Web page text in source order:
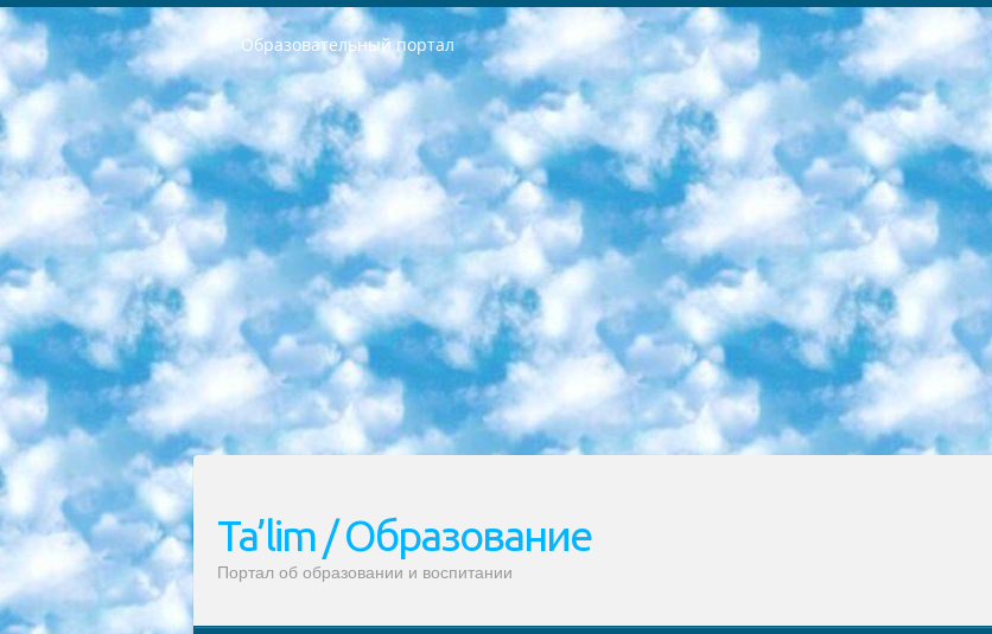
Образовательный портал
РЕСПУБЛИКА УЗБЕКИСТАН МИНИСТРЕРСТВО ДОШКОЛЬНОГО И ШКОЛЬНОГО ОБРАЗОВАНИЯ КОМАНДА в общеобразовательных учреждениях в 2023-2024 учебном году организация и проведение итоговой государственной аттестации обучающихся о Министра дошкольного и школьного образования Республики Узбекистан от 4 марта 2008 года (постановлением Минюста от 20 марта 2008 года № 1778 государственной регистрации) «Итоговое состояние учащихся общего среднего образования на основании положения об утверждении положения об аттестации общего среднего образования выпускной экзамен студентов в образовательных учреждениях в 2023-2024 учебном году В целях организации и прохождения аттестации приказываю: 1. Следующее: перечень предметов, по которым будет проводиться итоговая государственная аттестация и экзамен формы перевода согласно приложению 1; сертификаты международного образца, оценивающие уровень владения иностранными языками перечень согласно приложению 2; 2. Педагогический при специализированных образовательных учреждениях. научно-практический центр квалификации и международной оценки (Д.Давидова) 2024 г. До 25 марта: задания по предметам, по которым будет проводиться итоговая аттестация разработка и утверждение технических условий; итоговая аттестация на основании разработанного предметного задания разработка вопросов по предметам (устно и письменно), экзамен передача; общеобразовательные средние школы и специальные учебные заведения учащиеся выпускных классов школ и интернатов в агентской системе подготовка базы данных экзаменационных материалов и критериев оценки; перевод базы экзаменационных материалов на все языки обучения подать в Республиканский образовательный центр для изготовления; варианты экзаменов на основе разработанных контрольных материалов пусть будут поставлены задачи формирования. 3. Республиканский образовательный центр (Ш.Худайкулов) до 5 апреля 2024 года. до: база данных предоставленных экзаменационных материалов на все языки обучения перевод и экспертиза; для слепых, слабовидящих, глухих, слабослышащих и умственно отсталых детей учащиеся выпускных классов специализированных школ и школ-интернатов база данных экзаменационных материалов на всех преподаваемых языках подготовка критериев оценки; специализированные школы для умственно отсталых детей и технологии для учащихся выпускных классов школ-интернатов разработка соответствующих рекомендаций и критериев проведения ЕГЭ по естествознанию давать задания. 4. Педагогический при специализированных образовательных учреждениях. Научно-практический центр навыков и международной оценки (Д.Давидова), Республика образовательный центр (Худайкулов Ш.) итоговый государственный аттестационный экзамен ориентирован на творческое и логическое мышление при подготовке базы материалов учитывать введение заданий. 5. Следует отметить, что: сертификат государственного образца о знании общеобразовательного предмета и как минимум национальный уровень B1 по предметам на иностранных языках, указанным в Приложении 2. или международно признанный сертификат эквивалентного уровня студенты, изучающие определенный предмет, освобождаются от экзамена; по соответствующим предметам запланирована итоговая государственная аттестация за день до дня, путем жеребьевки Рабочей группой (в письменной форме по предметам, проводимым в форме) из числа сформированных вариантов выбрано 2 варианта; 2 выбранных варианта экзамена анонсированы на официальном сайте министерства и все выпускники по всей стране на основе этих вариантов проводит итоговую государственную аттестацию. 6. Государственное образование учащихся средних общеобразовательных учреждений. знания в соответствии с квалификационными требованиями, которые необходимо приобрести на основании стандартов итоговый (выпускной) контроль для 9 и 11 классов в целях тестирования Экзамены (далее – экзамены) состоят из предметов, перечисленных в приложении 1. будет сделано. 7. Экзамены пройдут с 26 мая по 15 июня 2024 г. (кроме науки физического воспитания). 8. Физическая для учащихся 9 классов общесредних образовательных учреждений. Экзамены по предмету «Образование, квалификация медицина» 1-6 мая 2024 года. сотрудники перевести под присмотр (с отклонениями в физическом или умственном развитии) специализированная школа для детей, школы-интернаты и со сколиозом школы-интернаты санаторного типа для больных детей исключены). 9. Он был слепым, слабовидящим и имел нарушения опорно-двигательного аппарата. экзамены в специализированных школах и интернатах для детей должны проводиться исходя из требований, предъявляемых к общеобразовательным учреждениям (физкультура кроме науки). 10. Специализированная школа для глухих и слабослышащих детей. и экзамены в интернатах и быть реализован в виде письменного теста по математике. 11. Специальность для умственно отсталых детей. Для 9 класса Родной язык и литературное письмо Государственный язык (язык обучения – узбекский). для неклассов) написано Математическое письмо Письменная/устная история Узбекистана Физическое воспитание практично Итоговый контроль Для 11 класса Написание родного языка и литературы (эссе) Математическое письмо Узбекский язык (обучение на узбекском языке) не посещающее общее среднее образование для учреждений)/Образовательное учреждение выбор письменный и устный Иностранный язык письменный/устный Письменная/устная история Узбекистана *По выбору студента:  Химия  Физика  Основы государственного права  География 10 бесплатных образовательных ресурсов - Мы составили подборку онлайн-проектов с интерактивными упражнениями, видеолекциями и статьями. Они помогут вам обрести новые и освежить старые знания бесплатно. 1. «ИНТУИТ» Старейшая образовательная площадка Рунета. Здесь вы найдёте сотни текстовых и видеокурсов на десятки различных тем — от программирования до психологии. Многие курсы подготовлены российскими университетами и крупными международными компаниями вроде Intel и Microsoft. Самостоятельное обучение бесплатное, но желающие могут оплатить услуги персональных наставников. 2. «Смартия» знакомит с актуальными профессиями и подсказывает, как им обучаться. Выбрав заинтересовавшую вас специальность — SMM-специалист, фотограф, веб-дизайнер или другую, — увидите список необходимых для неё умений. Чтобы вы могли освоить их самостоятельно, для каждого умения площадка отображает подборку ссылок на учебные материалы. Хотя «Смартия» ориентируется на русскоязычную аудиторию, часть контента всё же доступна только на английском. 3. «Лекторий Физтеха» Проект Московского физико-технического института (Физтеха). С его помощью вы можете смотреть онлайн
Ta’lim / Образование
Портал об образовании и воспитании